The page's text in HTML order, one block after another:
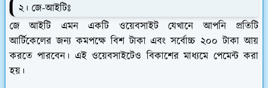
২। জে-আইটিঃ
জে আইটি এমন একটি ওয়েবসাইট যেখানে আপনি প্রতিটি
আর্টিকেলের জন্য কমপক্ষে বিশ টাকা এবং সর্বোচ্চ ২০০ টাকা আয়
করতে পারবেন। এই ওয়েবসাইটেও বিকাশের মাধ্যমে পেমেন্ট করা
হয়।